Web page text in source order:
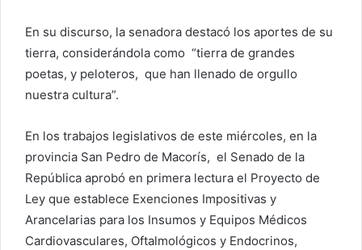
En su discurso, la senadora destacó los aportes de su
tierra, considerándola como “tierra de grandes
poetas, y peloteros, que han llenado de orgullo
nuestra cultura”.
En los trabajos legislativos de este miércoles, en la
provincia San Pedro de Macorís, el Senado de la
República aprobó en primera lectura el Proyecto de
Ley que establece Exenciones Impositivas y
Arancelarias para los Insumos y Equipos Médicos
Cardiovasculares, Oftalmológicos y Endocrinos,